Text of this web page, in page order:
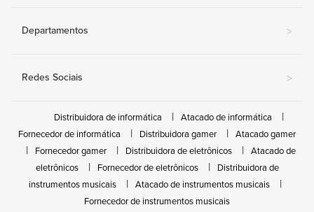
Departamentos >
Redes Sociais >
Distribuidora de informática
Atacado de informática
Fornecedor de informática
Distribuidora gamer
Atacado gamer
Fornecedor gamer
Distribuidora de eletrônicos
Atacado de
eletrônicos
Fornecedor de eletrônicos
Distribuidora de
instrumentos musicais
Atacado de instrumentos musicais
Fornecedor de instrumentos musicais